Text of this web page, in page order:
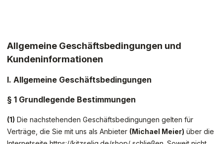
Allgemeine Geschäftsbedingungen und
Kundeninformationen
I. Allgemeine Geschäftsbedingungen
§ 1 Grundlegende Bestimmungen
(1) Die nachstehenden Geschäftsbedingungen gelten für
Verträge, die Sie mit uns als Anbieter (Michael Meier) über die